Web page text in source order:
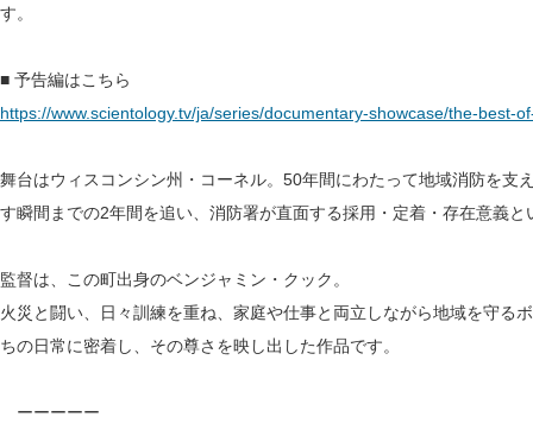
す。
■ 予告編はこちら
https://www.scientology.tv/ja/series/documentary-showcase/the-best-
舞台はウィスコンシン州・コーネル。50年間にわたって地域消防を支
す瞬間までの2年間を追い、消防署が直面する採用・定着・存在意義
監督は、この町出身のベンジャミン・クック。
火災と闘い、日々訓練を重ね、家庭や仕事と両立しながら地域を守る
ちの日常に密着し、その尊さを映し出した作品です。
ーーーーー